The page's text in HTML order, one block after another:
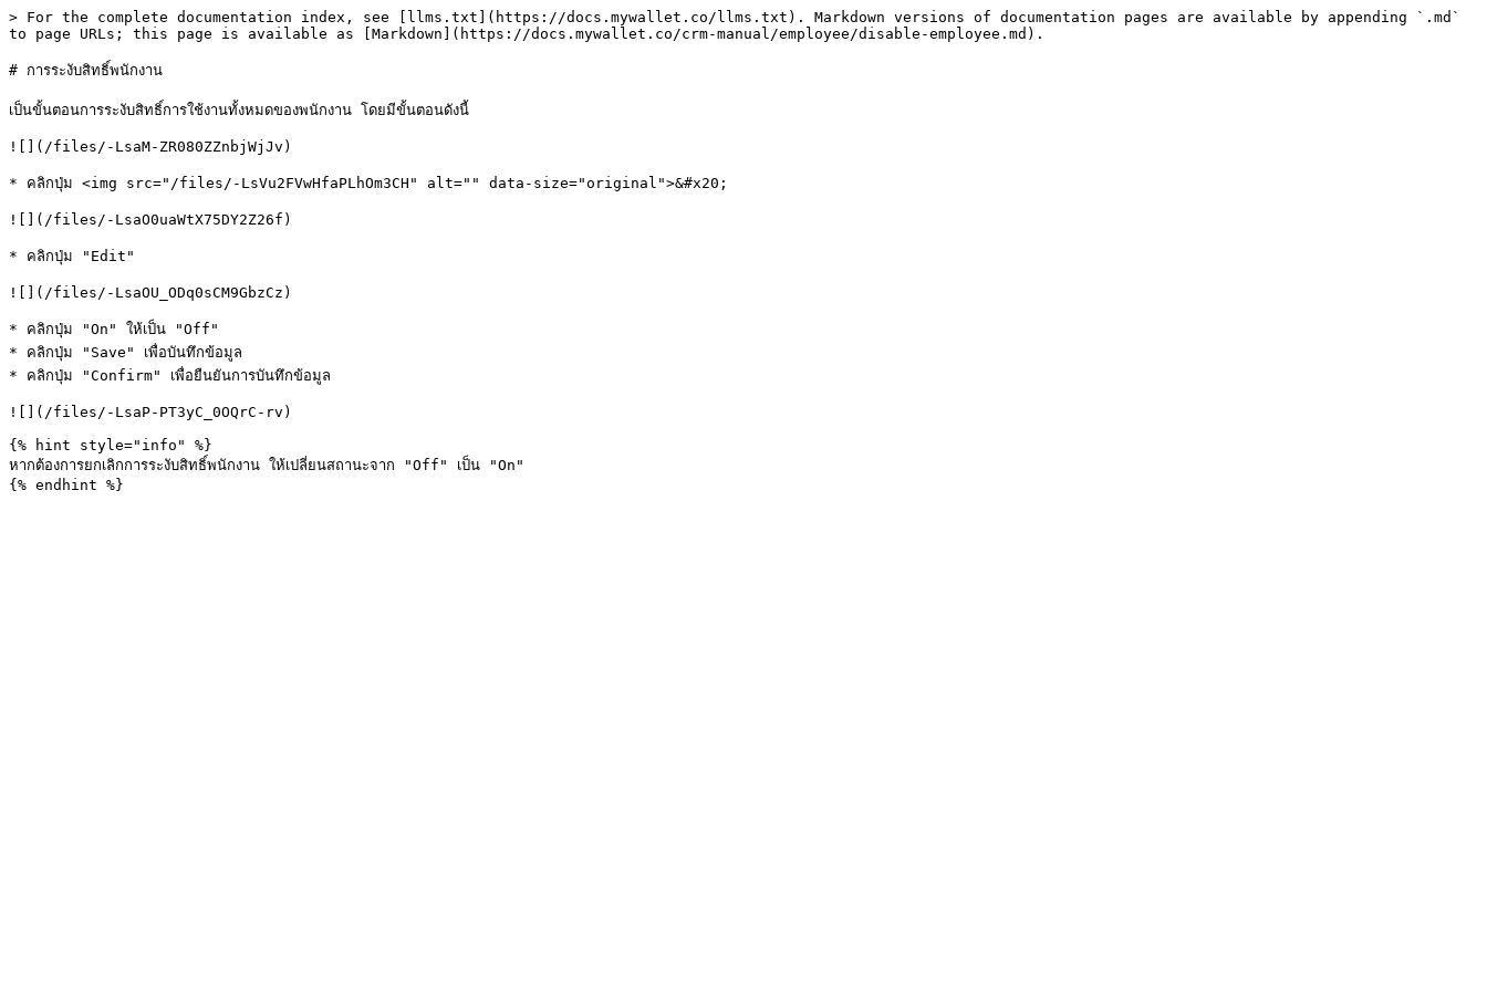
> For the complete documentation index, see [llms.txt](https://docs.mywallet.co/llms.txt). Markdown versions of documentation pages are available by appending `.md`
to page URLs; this page is available as [Markdown](https://docs.mywallet.co/crm-manual/employee/disable-employee.md).
# การระงับสิทธิ์พนักงาน
เป็นขั้นตอนการระงับสิทธิ์การใช้งานทั้งหมดของพนักงาน โดยมีขั้นตอนดังนี้
![](/files/-LsaM-ZR080ZZnbjWjJv)
* คลิกปุ่ม <img src="/files/-LsVu2FVwHfaPLhOm3CH" alt="" data-size="original">&#x20;
![](/files/-LsaO0uaWtX75DY2Z26f)
* คลิกปุ่ม "Edit"
![](/files/-LsaOU_ODq0sCM9GbzCz)
* คลิกปุ่ม "On" ให้เป็น "Off"
* คลิกปุ่ม "Save" เพื่อบันทึกข้อมูล
* คลิกปุ่ม "Confirm" เพื่อยืนยันการบันทึกข้อมูล
![](/files/-LsaP-PT3yC_0OQrC-rv)
{% hint style="info" %}
หากต้องการยกเลิกการระงับสิทธิ์พนักงาน ให้เปลี่ยนสถานะจาก "Off" เป็น "On"